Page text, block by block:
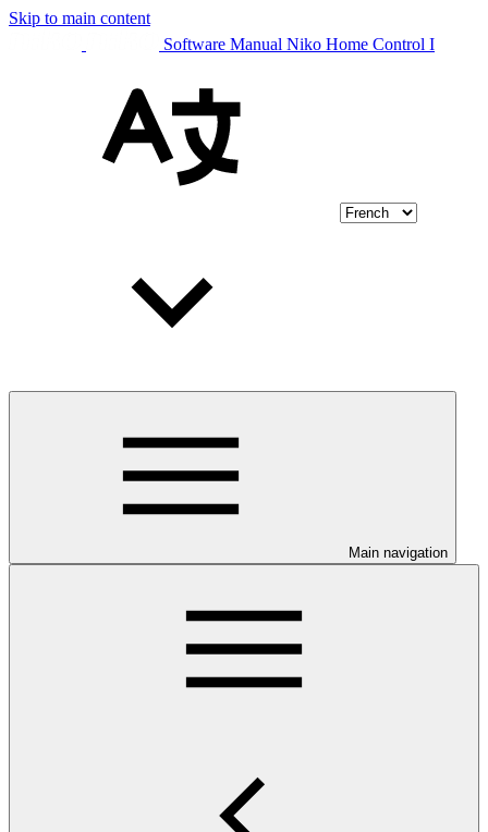
Skip to main content
Software Manual Niko Home Control I
Main navigation